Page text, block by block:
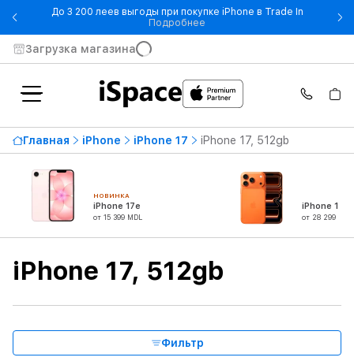
До 3 200 леев выгоды при покупке iPhone в Trade In
Подробнее - До 3 200 леев выгоды при
Загрузка магазина
Главная iPhone iPhone 17 iPhone 17, 512gb
НОВИНКА
iPhone 17e
от 15 399 MDL
iPhone 17
от 28 299 MDL
iPhone 17, 512gb
Фильтр
Доступность
Цена по возрастанию24 899 MDL
Диагональ экрана